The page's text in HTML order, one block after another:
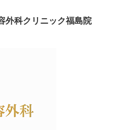
外科クリニック福島院